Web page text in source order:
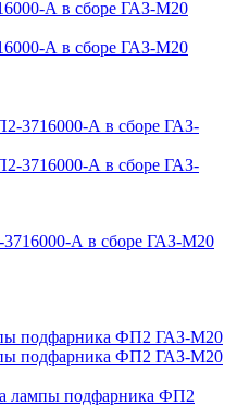
А в сборе ГАЗ-М20